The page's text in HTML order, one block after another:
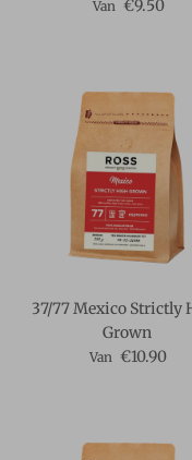
Reguliere prijs
Van €9.50
37/77 Mexico Strictly
Grown
Reguliere prijs
Van €10.90